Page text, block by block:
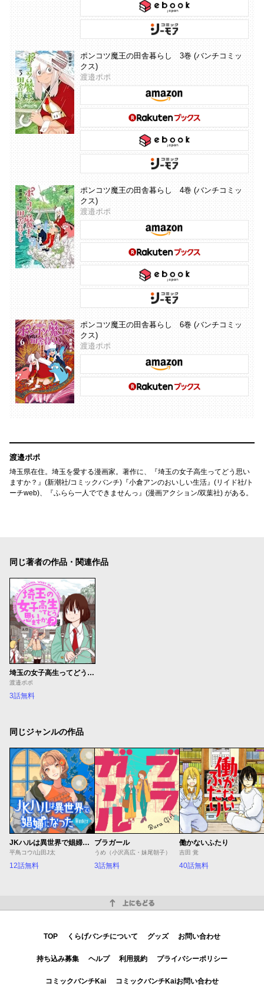
ポンコツ魔王の田舎暮らし 3巻 (バンチコミッ
クス)
渡邉ポポ
ポンコツ魔王の田舎暮らし 4巻 (バンチコミッ
クス)
渡邉ポポ
ポンコツ魔王の田舎暮らし 6巻 (バンチコミッ
クス)
渡邉ポポ
渡邉ポポ
埼玉県在住。埼玉を愛する漫画家。著作に、『埼玉の女子高生ってどう思い
ますか？』(新潮社/コミックバンチ)『小倉アンのおいしい生活』(リイド社/ト
ーチweb)、『ふらら一人でできませんっ』(漫画アクション/双葉社) がある。
同じ著者の作品・関連作品
埼玉の女子高生ってどう思いますか？
渡邉ポポ
3話無料
同じジャンルの作品
JKハルは異世界で娼婦になった Winter
平鳥コウ/山田J太
12話無料
ブラガール
うめ（小沢高広・妹尾朝子）
3話無料
働かないふたり
吉田 覚
40話無料
TOP くらげバンチについて グッズ お問い合わせ
持ち込み募集 ヘルプ 利用規約 プライバシーポリシー
コミックバンチKai コミックバンチKaiお問い合わせ